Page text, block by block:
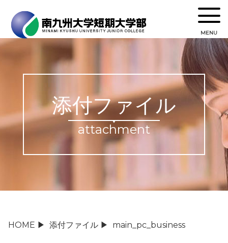
MENU
添付ファイル
attachment
HOME ▶ 添付ファイル ▶ main_pc_business